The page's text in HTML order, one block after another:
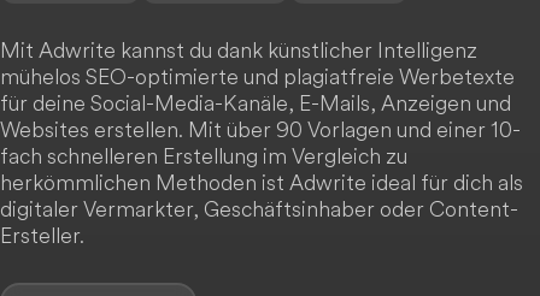
Mit Adwrite kannst du dank künstlicher Intelligenz
mühelos SEO-optimierte und plagiatfreie Werbetexte
für deine Social-Media-Kanäle, E-Mails, Anzeigen und
Websites erstellen. Mit über 90 Vorlagen und einer 10-
fach schnelleren Erstellung im Vergleich zu
herkömmlichen Methoden ist Adwrite ideal für dich als
digitaler Vermarkter, Geschäftsinhaber oder Content-
Ersteller.